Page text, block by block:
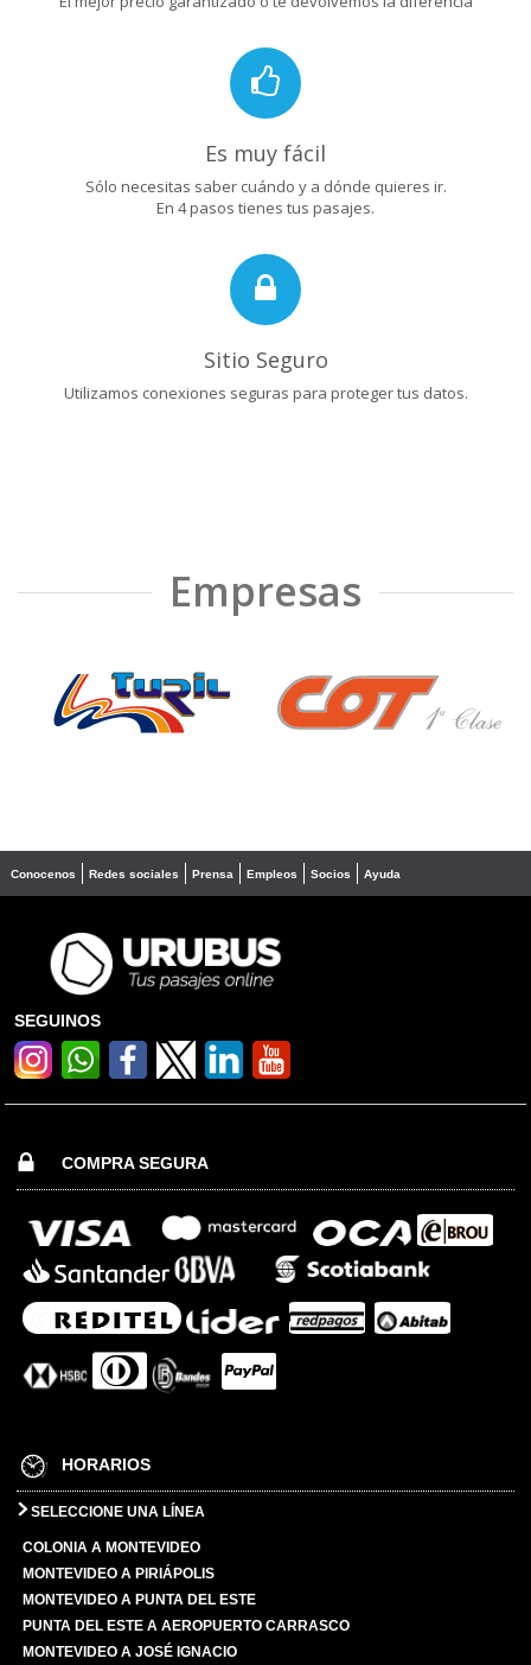
Es muy fácil
Sólo necesitas saber cuándo y a dónde quieres ir.
En 4 pasos tienes tus pasajes.
Sitio Seguro
Utilizamos conexiones seguras para proteger tus datos.
Empresas
❮ ❯
Conocenos Redes sociales Prensa Empleos Socios Ayuda
SEGUINOS
COMPRA SEGURA
HORARIOS
SELECCIONE UNA LÍNEA
COLONIA A MONTEVIDEO
MONTEVIDEO A PIRIÁPOLIS
MONTEVIDEO A PUNTA DEL ESTE
PUNTA DEL ESTE A AEROPUERTO CARRASCO
MONTEVIDEO A JOSÉ IGNACIO